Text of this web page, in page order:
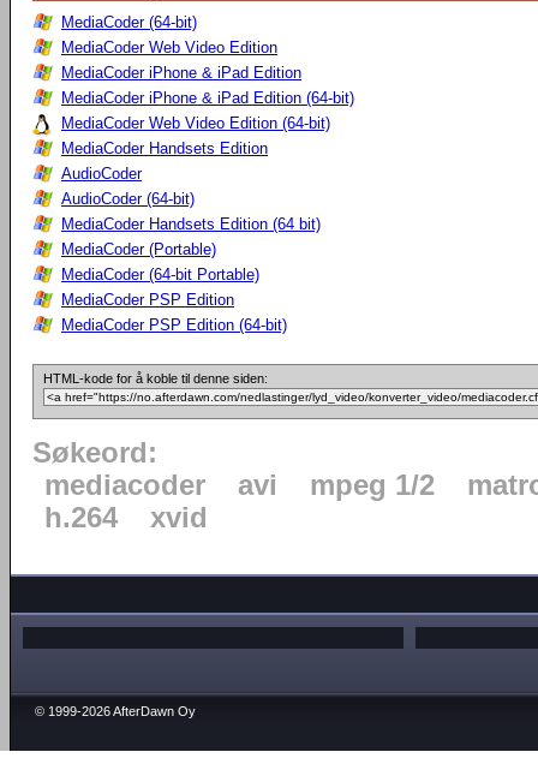
MediaCoder (64-bit)
MediaCoder Web Video Edition
MediaCoder iPhone & iPad Edition
MediaCoder iPhone & iPad Edition (64-bit)
MediaCoder Web Video Edition (64-bit)
MediaCoder Handsets Edition
AudioCoder
AudioCoder (64-bit)
MediaCoder Handsets Edition (64 bit)
MediaCoder (Portable)
MediaCoder (64-bit Portable)
MediaCoder PSP Edition
MediaCoder PSP Edition (64-bit)
HTML-kode for å koble til denne siden:
Søkeord:
mediacoder
avi mpeg 1/2
h.264
xvid
© 1999-2026 AfterDawn Oy